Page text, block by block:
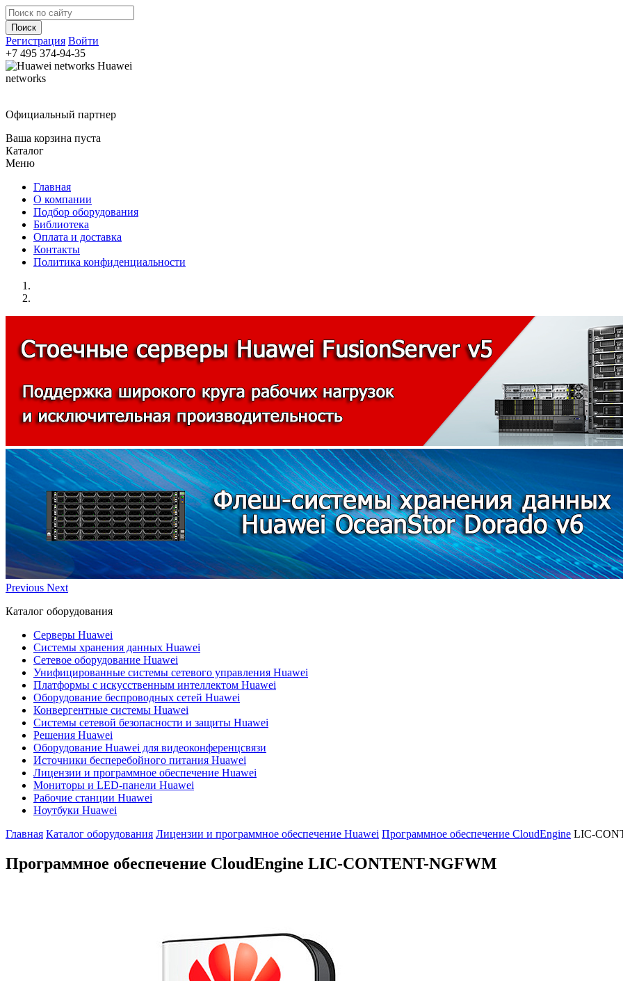
Регистрация Войти
+7 495 374-94-35
Huawei
networks
Официальный партнер
Ваша корзина пуста
Каталог
Меню
Главная
О компании
Подбор оборудования
Библиотека
Оплата и доставка
Контакты
Политика конфиденциальности
Previous Next
Каталог оборудования
Серверы Huawei
Системы хранения данных Huawei
Сетевое оборудование Huawei
Унифицированные системы сетевого управления Huawei
Платформы с искусственным интеллектом Huawei
Оборудование беспроводных сетей Huawei
Конвергентные системы Huawei
Системы сетевой безопасности и защиты Huawei
Решения Huawei
Оборудование Huawei для видеоконференцсвязи
Источники бесперебойного питания Huawei
Лицензии и программное обеспечение Huawei
Мониторы и LED-панели Huawei
Рабочие станции Huawei
Ноутбуки Huawei
Главная Каталог оборудования Лицензии и программное обеспечение Huawei Программное обеспечение CloudEngine LIC-
Программное обеспечение CloudEngine LIC-CONTENT-NGFWM